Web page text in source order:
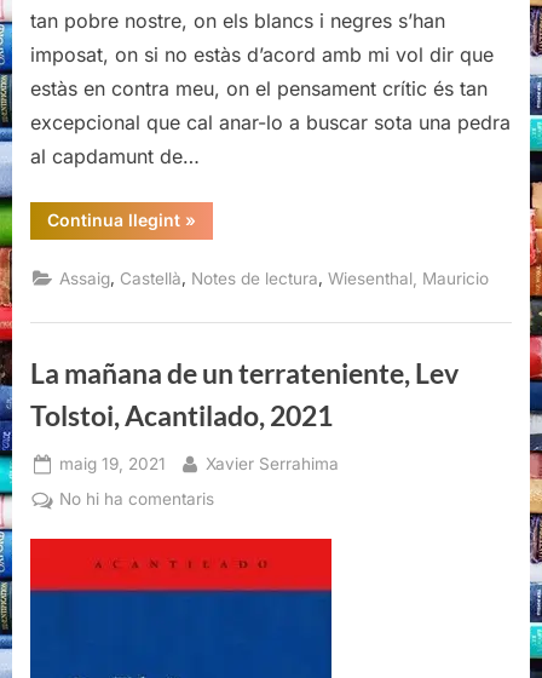
tan pobre nostre, on els blancs i negres s’han
imposat, on si no estàs d’acord amb mi vol dir que
estàs en contra meu, on el pensament crític és tan
excepcional que cal anar-lo a buscar sota una pedra
al capdamunt de…
Continua llegint“El
derecho
disentir,
Mauricio
Acantilado,
»
Assaig Castellà Notes de lectura ,Wiesenthal, Mauricio
La mañana de un terrateniente, Lev
Tolstoi, Acantilado, 2021
Posted
on
maig 19, 2021 By
Xavier Serrahima
No hi ha comentarisa
de